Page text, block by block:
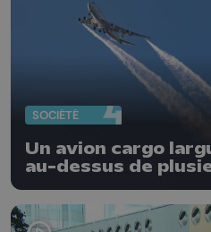
SOCIÉTÉ
Un avion cargo
au-dessus de